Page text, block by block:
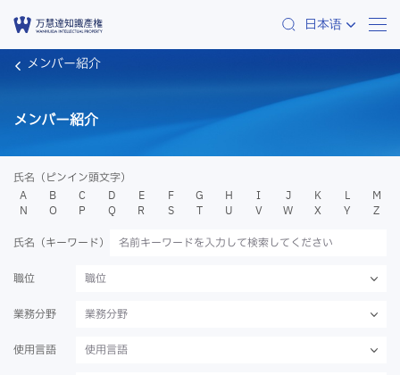
日本语
メンバー紹介
メンバー紹介
氏名（ピンイン頭文字）
A
B C D E F G H I J K L
M
N
O P Q R S T U V W X Y
Z
氏名（キーワード）
職位 職位
業務分野 業務分野
使用言語 使用言語